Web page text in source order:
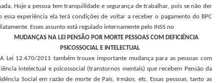
Hoje a pessoa tem tranquilidade e segurança de trabalhar, pois se não der
essa experiência ela terá condições de voltar a receber o pagamento do BPC
Esses assunto está regulado internamente pelo INSS no
MUDANÇAS NA LEI PENSÃO POR MORTE PESSOAS COM DEFICIÊNCIA
PSICOSSOCIAL E INTELECTUAL
A Lei 12.470/2011 também trouxe importante mudança para as pessoas com
intelectual e psicossocial (transtornos mentais) que recebem Pensão da
Social em razão de morte de Pais, Irmãos, etc. Essas pessoas, tanto as